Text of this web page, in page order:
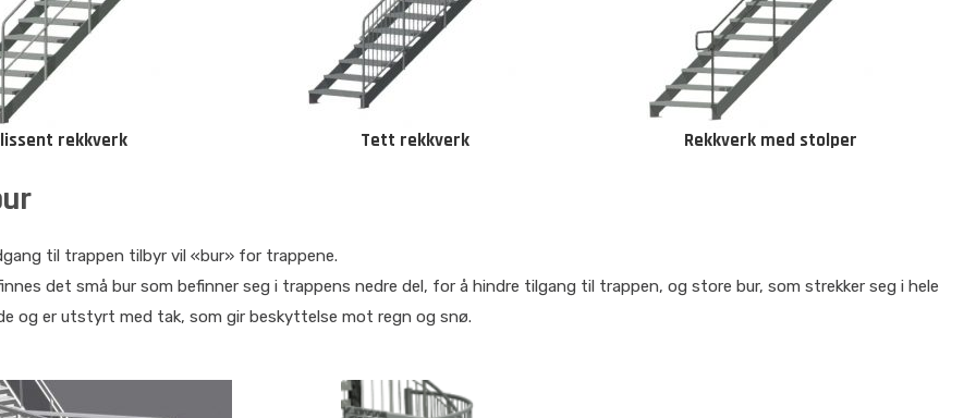
rekkverk Tett rekkverk Rekkverk med stolper
til trappen tilbyr vil «bur» for trappene.
det små bur som befinner seg i trappens nedre del, for å hindre tilgang til trappen, og store bur, som strekker seg i hele
og er utstyrt med tak, som gir beskyttelse mot regn og snø.